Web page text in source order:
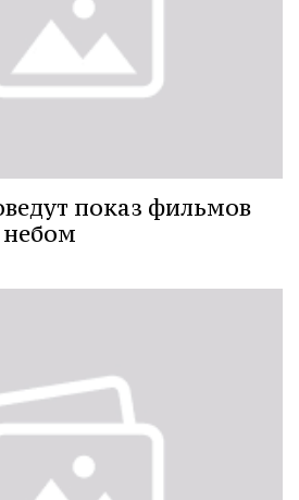
показ фильмов